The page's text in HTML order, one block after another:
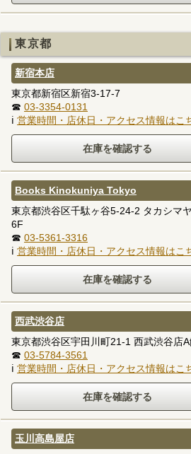
東京都
新宿本店
東京都新宿区新宿3-17-7
☎ 03-3354-0131
ℹ 営業時間・店休日・アクセス情報はこ
Books Kinokuniya Tokyo
東京都渋谷区千駄ヶ谷5-24-2 タカシマ
6F
☎ 03-5361-3316
ℹ 営業時間・店休日・アクセス情報はこ
西武渋谷店
東京都渋谷区宇田川町21-1 西武渋谷店
☎ 03-5784-3561
ℹ 営業時間・店休日・アクセス情報はこ
玉川高島屋店